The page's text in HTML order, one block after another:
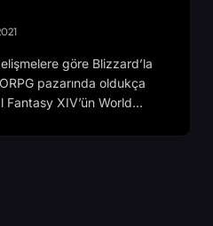
göre Blizzard’la
pazarında oldukça
XIV’ün World…